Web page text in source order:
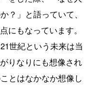
？」と語っていて、
にもなっています。
世紀という未来は当
りなりにも想像され
とはなかなか想像し